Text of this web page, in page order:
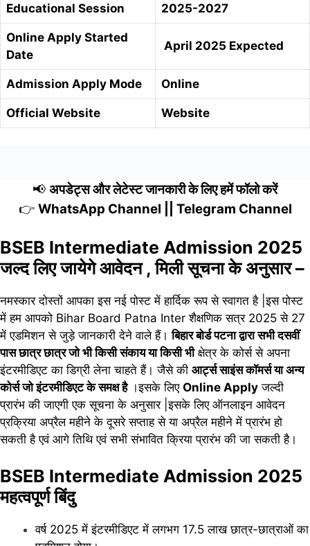
Educational Session 2025-2027
Online Apply Started
Date
April 2025 Expected
Admission Apply Mode Online
Official Website Website
📢 अपडेट्स और लेटेस्ट जानकारी के लिए हमें फॉलो करें
👉 WhatsApp Channel Telegram Channel
BSEB Intermediate Admission 2025
जल्द लिए जायेगे आवेदन , मिली सूचना के अनुसार –
नमस्कार दोस्तों आपका इस नई पोस्ट में हार्दिक रूप से स्वागत है |इस पोस्ट
में हम आपको Bihar Board Patna Inter शैक्षणिक सत्र 2025 से 27
में एडमिशन से जुड़े जानकारी देने वाले हैं।बिहार बोर्ड पटना द्वारा सभी दसवीं
पास छात्र छात्र जो भी किसी संकाय या किसी भीक्षेत्र के कोर्स से अपना
इंटरमीडिएट का डिग्री लेना चाहते हैं। जैसे की आर्ट्स साइंस कॉमर्स या अन्य
कोर्स जो इंटरमीडिएट के समक्ष है।इसके लिए Online Apply जल्दी
प्रारंभ की जाएगी एक सूचना के अनुसार |इसके लिए ऑनलाइन आवेदन
प्रक्रिया अप्रैल महीने के दूसरे सप्ताह से या अप्रैल महीने में प्रारंभ हो
सकती है एवं आगे तिथि एवं सभी संभावित क्रिया प्रारंभ की जा सकती है।
BSEB Intermediate Admission 2025
महत्वपूर्ण बिंदु
वर्ष 2025 में इंटरमीडिएट में लगभग 17.5 लाख छात्र-छात्राओं का